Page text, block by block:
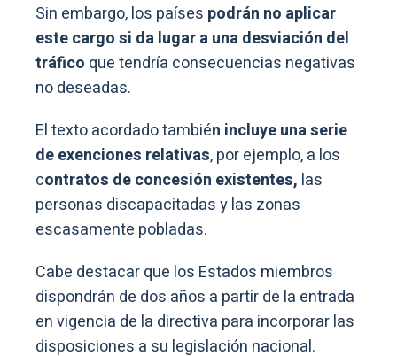
Sin embargo, los países podrán no aplicar
este cargo si da lugar a una desviación del
tráfico que tendría consecuencias negativas
no deseadas.
El texto acordado también incluye una serie
de exenciones relativas, por ejemplo, a los
contratos de concesión existentes, las
personas discapacitadas y las zonas
escasamente pobladas.
Cabe destacar que los Estados miembros
dispondrán de dos años a partir de la entrada
en vigencia de la directiva para incorporar las
disposiciones a su legislación nacional.